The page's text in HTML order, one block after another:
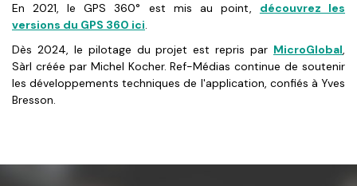
En 2021, le GPS 360° est mis au point, découvrez les
versions du GPS 360 ici.
Dès 2024, le pilotage du projet est repris par MicroGlobal,
Sàrl créée par Michel Kocher. Ref-Médias continue de soutenir
les développements techniques de l'application, confiés à Yves
Bresson.